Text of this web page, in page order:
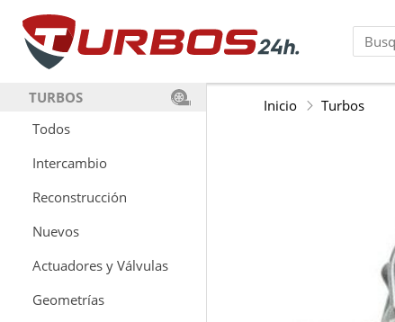
TURBOS
Todos
Intercambio
Reconstrucción
Nuevos
Actuadores y Válvulas
Geometrías
Inicio Turbos